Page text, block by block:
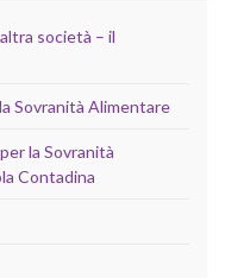
società – il
Sovranità Alimentare
la Sovranità
Contadina